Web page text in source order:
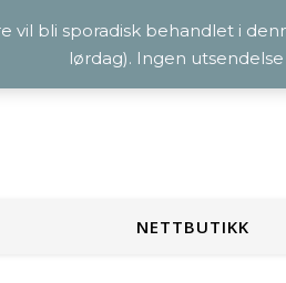
NETTBUTIKK
vil bli sporadisk behandlet i
lørdag). Ingen utsendelse